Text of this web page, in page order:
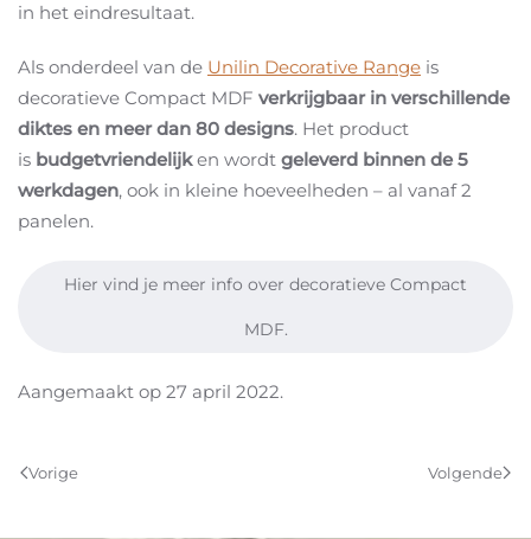
in het eindresultaat.
Als onderdeel van de Unilin Decorative Range is
decoratieve Compact MDF verkrijgbaar in verschillende
diktes en meer dan 80 designs. Het product
is budgetvriendelijken wordt geleverd binnen de 5
werkdagen, ook in kleine hoeveelheden – al vanaf 2
panelen.
Hier vind je meer info over decoratieve Compact
MDF.
Aangemaakt op 27 april 2022.
Vorige Volgende